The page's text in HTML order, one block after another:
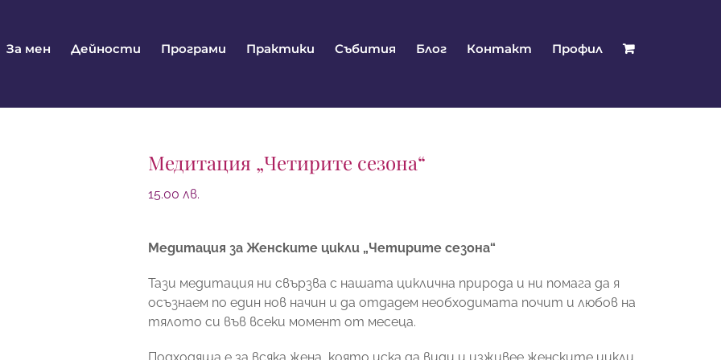
За мен Дейности Програми Практики Събития Блог Контакт Профил
Медитация „Четирите сезона“
15.00 лв.
Медитация за Женските цикли „Четирите сезона“
Тази медитация ни свързва с нашата циклична природа и ни помага да я
осъзнаем по един нов начин и да отдадем необходимата почит и любов на
тялото си във всеки момент от месеца.